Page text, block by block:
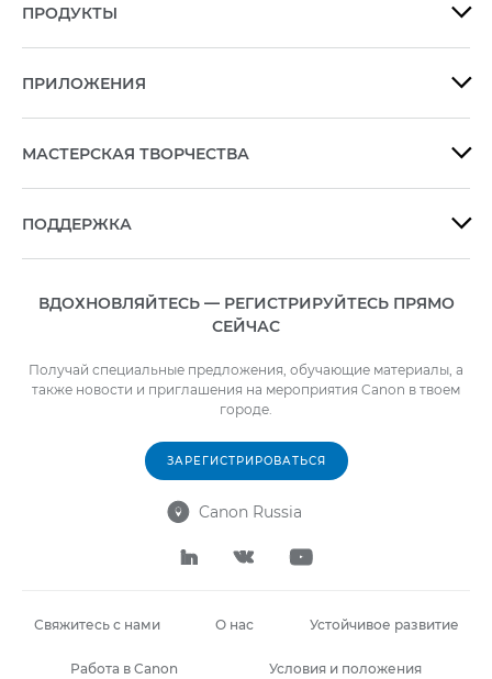
ПРОДУКТЫ 
ПРИЛОЖЕНИЯ 
МАСТЕРСКАЯ ТВОРЧЕСТВА 
ПОДДЕРЖКА 
ВДОХНОВЛЯЙТЕСЬ — РЕГИСТРИРУЙТЕСЬ ПРЯМО
СЕЙЧАС
Получай специальные предложения, обучающие материалы, а
также новости и приглашения на мероприятия Canon в твоем
городе.
ЗАРЕГИСТРИРОВАТЬСЯ
 Canon Russia
  
Свяжитесь с нами О нас Устойчивое развитие
Работа в Canon Условия и положения